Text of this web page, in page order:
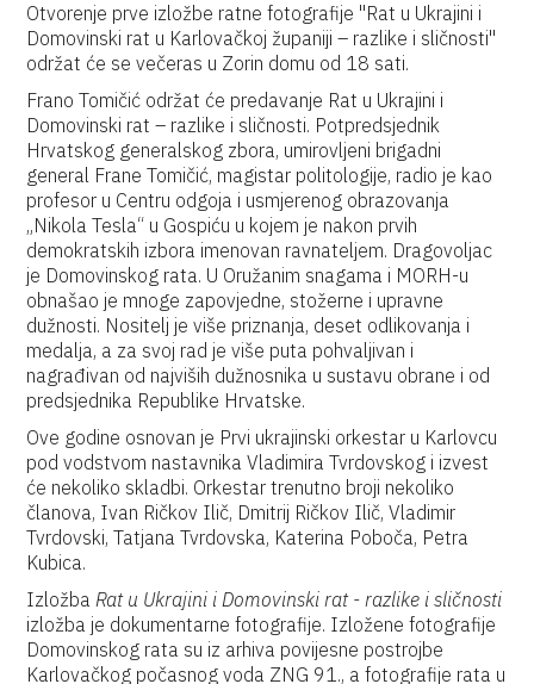
Otvorenje prve izložbe ratne fotografije "Rat u Ukrajini i
Domovinski rat u Karlovačkoj županiji – razlike i sličnosti"
održat će se večeras u Zorin domu od 18 sati.
Frano Tomičić održat će predavanje Rat u Ukrajini i
Domovinski rat – razlike i sličnosti. Potpredsjednik
Hrvatskog generalskog zbora, umirovljeni brigadni
general Frane Tomičić, magistar politologije, radio je kao
profesor u Centru odgoja i usmjerenog obrazovanja
„Nikola Tesla“ u Gospiću u kojem je nakon prvih
demokratskih izbora imenovan ravnateljem. Dragovoljac
je Domovinskog rata. U Oružanim snagama i MORH-u
obnašao je mnoge zapovjedne, stožerne i upravne
dužnosti. Nositelj je više priznanja, deset odlikovanja i
medalja, a za svoj rad je više puta pohvaljivan i
nagrađivan od najviših dužnosnika u sustavu obrane i od
predsjednika Republike Hrvatske.
Ove godine osnovan je Prvi ukrajinski orkestar u Karlovcu
pod vodstvom nastavnika Vladimira Tvrdovskog i izvest
će nekoliko skladbi. Orkestar trenutno broji nekoliko
članova, Ivan Ričkov Ilič, Dmitrij Ričkov Ilič, Vladimir
Tvrdovski, Tatjana Tvrdovska, Katerina Poboča, Petra
Kubica.
IzložbaRat u Ukrajini i Domovinski rat - razlike i sličnosti
izložba je dokumentarne fotografije. Izložene fotografije
Domovinskog rata su iz arhiva povijesne postrojbe
Karlovačkog počasnog voda ZNG 91., a fotografije rata u